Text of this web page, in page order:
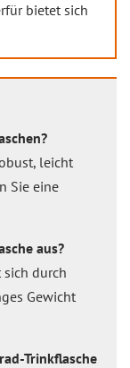
bietet sich
leicht
Sie eine
aus?
sich durch
Gewicht
Trinkflasche